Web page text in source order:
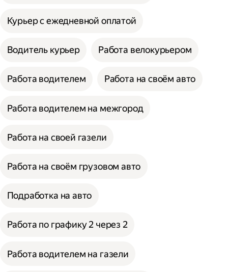
Курьер с ежедневной оплатой
Водитель курьер Работа велокурьером
Работа водителем Работа на своём авто
Работа водителем на межгород
Работа на своей газели
Работа на своём грузовом авто
Подработка на авто
Работа по графику 2 через 2
Работа водителем на газели